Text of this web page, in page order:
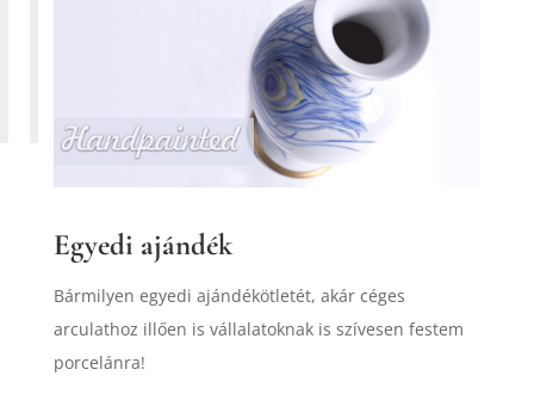
Egyedi ajándék
Bármilyen egyedi ajándékötletét, akár céges
arculathoz illően is vállalatoknak is szívesen festem
porcelánra!